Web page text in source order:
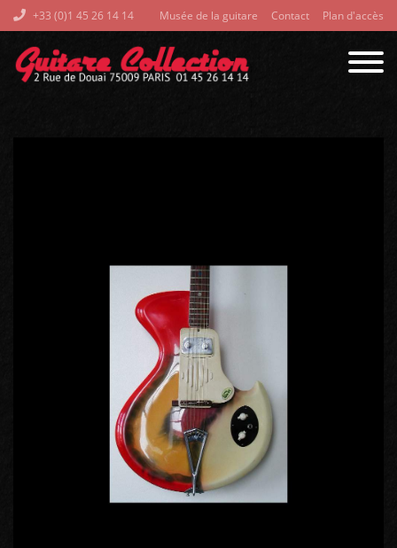
+33 (0)1 45 26 14 14 Musée de la guitare Contact Plan d'accès